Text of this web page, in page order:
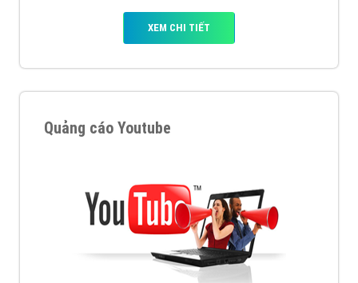
XEM CHI TIẾT
Quảng cáo Youtube